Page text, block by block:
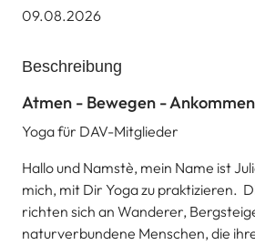
09.08.2026
Beschreibung
Atmen - Bewegen - Ankommen
Yoga für DAV-Mitglieder
Hallo und Namstè, mein Name ist
mich, mit Dir Yoga zu praktizieren.
richten sich an Wanderer,
naturverbundene Menschen, die